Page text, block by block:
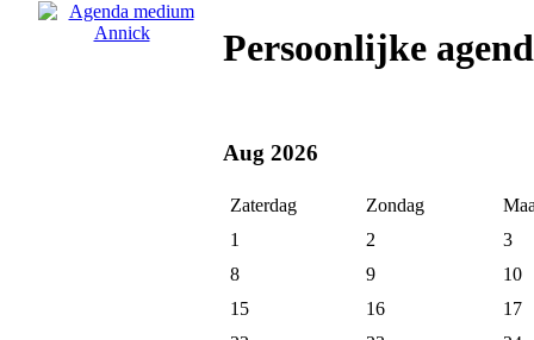
Persoonlijke
Aug 2026
Zaterdag Zondag
1
2
3
8
9
10
15
16
17